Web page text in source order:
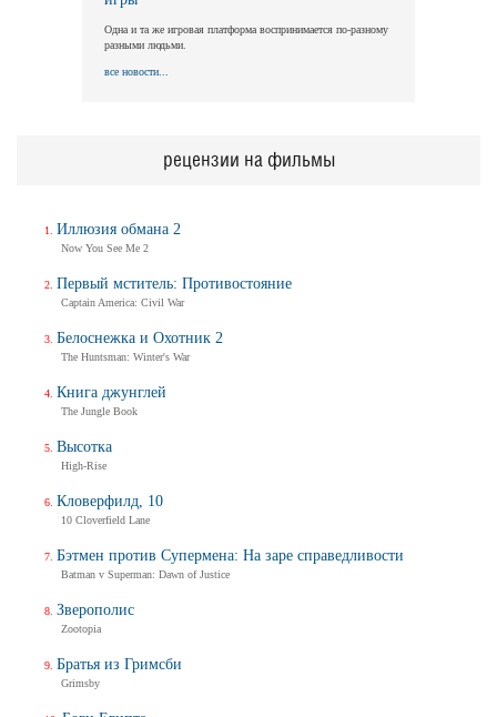
Одна и та же игровая платформа воспринимается по-разному
разными людьми.
все новости...
рецензии на фильмы
Иллюзия обмана 2
Now You See Me 2
Первый мститель: Противостояние
Captain America: Civil War
Белоснежка и Охотник 2
The Huntsman: Winter's War
Книга джунглей
The Jungle Book
Высотка
High-Rise
Кловерфилд, 10
10 Cloverfield Lane
Бэтмен против Супермена: На заре справедливости
Batman v Superman: Dawn of Justice
Зверополис
Zootopia
Братья из Гримсби
Grimsby